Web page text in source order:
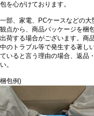
包を心がけております。
一部、家電、PCケースなどの
観点から、商品パッケージを梱
出荷する場合がございます。商
中のトラブル等で発生する著し
ていると言う理由の場合、返品
い。
梱包例)